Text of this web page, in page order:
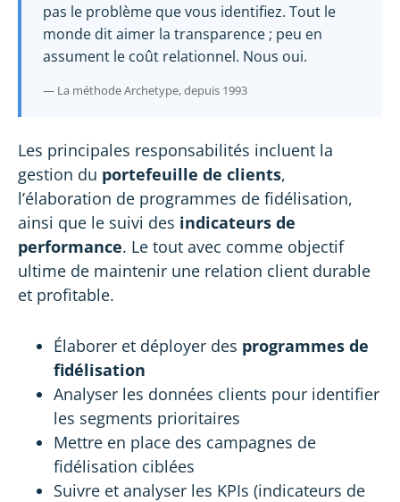
pas le problème que vous identifiez. Tout le
monde dit aimer la transparence ; peu en
assument le coût relationnel. Nous oui.
— La méthode Archetype, depuis 1993
Les principales responsabilités incluent la
gestion du portefeuille de clients,
l’élaboration de programmes de fidélisation,
ainsi que le suivi des indicateurs de
performance. Le tout avec comme objectif
ultime de maintenir une relation client durable
et profitable.
Élaborer et déployer des programmes de
fidélisation
Analyser les données clients pour identifier
les segments prioritaires
Mettre en place des campagnes de
fidélisation ciblées
Suivre et analyser les KPIs (indicateurs de